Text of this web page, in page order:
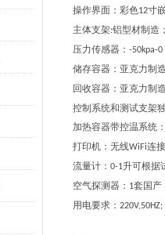
操作界面：彩色12寸
主体支架:铝型材制造
压力传感器： -50kpa-0
储存容器：亚克力制
回收容器：亚克力制
控制系统和测试支架
加热容器带控温系统
打印机：无线WiFi连
流量计： 0-1升可根据
空气探测器： 1套国产
用电要求： 220V,50HZ;